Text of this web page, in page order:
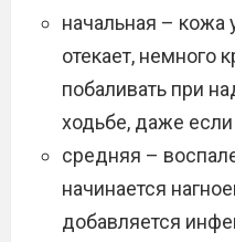
начальная – кожа
отекает, немного
побаливать при
ходьбе, даже
средняя –
начинается
добавляется